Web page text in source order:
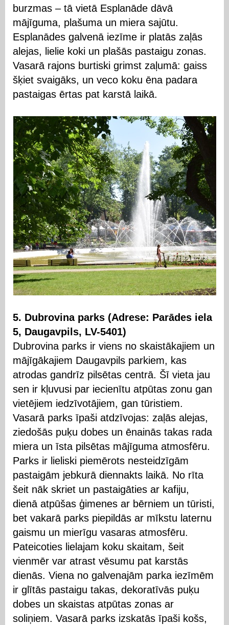
burzmas – tā vietā Esplanāde dāvā
mājīguma, plašuma un miera sajūtu.
Esplanādes galvenā iezīme ir platās zaļās
alejas, lielie koki un plašās pastaigu zonas.
Vasarā rajons burtiski grimst zaļumā: gaiss
šķiet svaigāks, un veco koku ēna padara
pastaigas ērtas pat karstā laikā.
5. Dubrovina parks (Adrese: Parādes iela
5, Daugavpils, LV-5401)
Dubrovina parks ir viens no skaistākajiem un
mājīgākajiem Daugavpils parkiem, kas
atrodas gandrīz pilsētas centrā. Šī vieta jau
sen ir kļuvusi par iecienītu atpūtas zonu gan
vietējiem iedzīvotājiem, gan tūristiem.
Vasarā parks īpaši atdzīvojas: zaļās alejas,
ziedošās puķu dobes un ēnainās takas rada
miera un īsta pilsētas mājīguma atmosfēru.
Parks ir lieliski piemērots nesteidzīgām
pastaigām jebkurā diennakts laikā. No rīta
šeit nāk skriet un pastaigāties ar kafiju,
dienā atpūšas ģimenes ar bērniem un tūristi,
bet vakarā parks piepildās ar mīkstu laternu
gaismu un mierīgu vasaras atmosfēru.
Pateicoties lielajam koku skaitam, šeit
vienmēr var atrast vēsumu pat karstās
dienās. Viena no galvenajām parka iezīmēm
ir glītās pastaigu takas, dekoratīvās puķu
dobes un skaistas atpūtas zonas ar
soliņiem. Vasarā parks izskatās īpaši košs,